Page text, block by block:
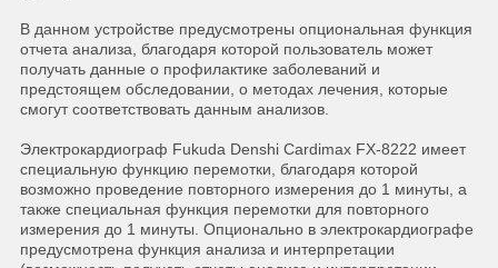
В данном устройстве предусмотрены опциональная функция
отчета анализа, благодаря которой пользователь может
получать данные о профилактике заболеваний и
предстоящем обследовании, о методах лечения, которые
смогут соответствовать данным анализов.
Электрокардиограф Fukuda Denshi Cardimax FX-8222 имеет
специальную функцию перемотки, благодаря которой
возможно проведение повторного измерения до 1 минуты, а
также специальная функция перемотки для повторного
измерения до 1 минуты. Опционально в электрокардиографе
предусмотрена функция анализа и интерпретации